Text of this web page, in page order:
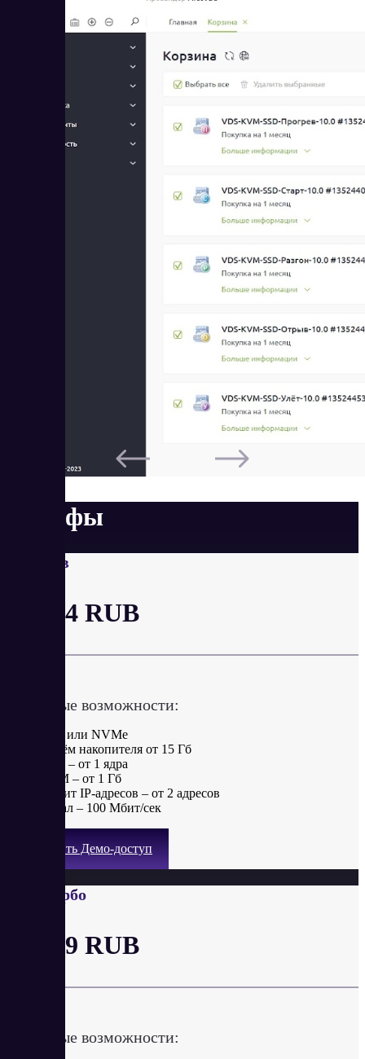
Тарифы
Прогрев
от 174 RUB
Ключевые возможности:
SSD или NVMe
Объём накопителя от 15 Гб
CPU – от 1 ядра
RAM – от 1 Гб
Лимит IP-адресов – от 2 адресов
Канал – 100 Мбит/сек
Получить Демо-доступ
CPU.Турбо
от 499 RUB
Ключевые возможности: